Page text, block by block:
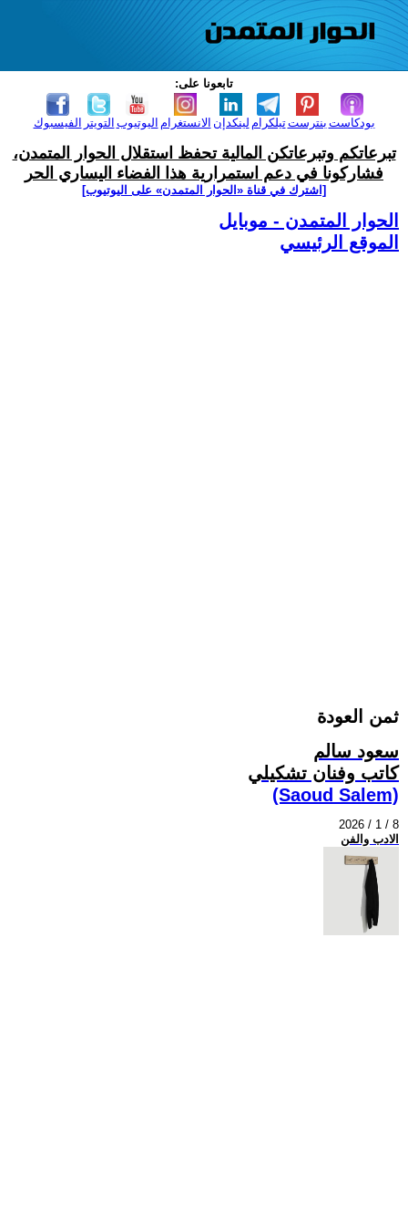
تابعونا على:
الفيسبوك التويتر اليوتيوب الانستغرام لينكدإن تيلكرامبنترست بودكاست
تبرعاتكم وتبرعاتكن المالية تحفظ استقلال الحوار المتمدن،
فشاركونا في دعم استمرارية هذا الفضاء اليساري الحر
[اشترك في قناة ‫«الحوار المتمدن» على اليوتيوب]
الحوار المتمدن - موبايل
الموقع الرئيسي
ثمن العودة
سعود سالم
كاتب وفنان تشكيلي
(Saoud Salem)
2026 / 1 / 8
الادب والفن